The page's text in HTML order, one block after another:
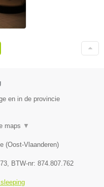
en in de provincie
maps ▼
(Oost-Vlaanderen)
, BTW-nr: 874.807.762